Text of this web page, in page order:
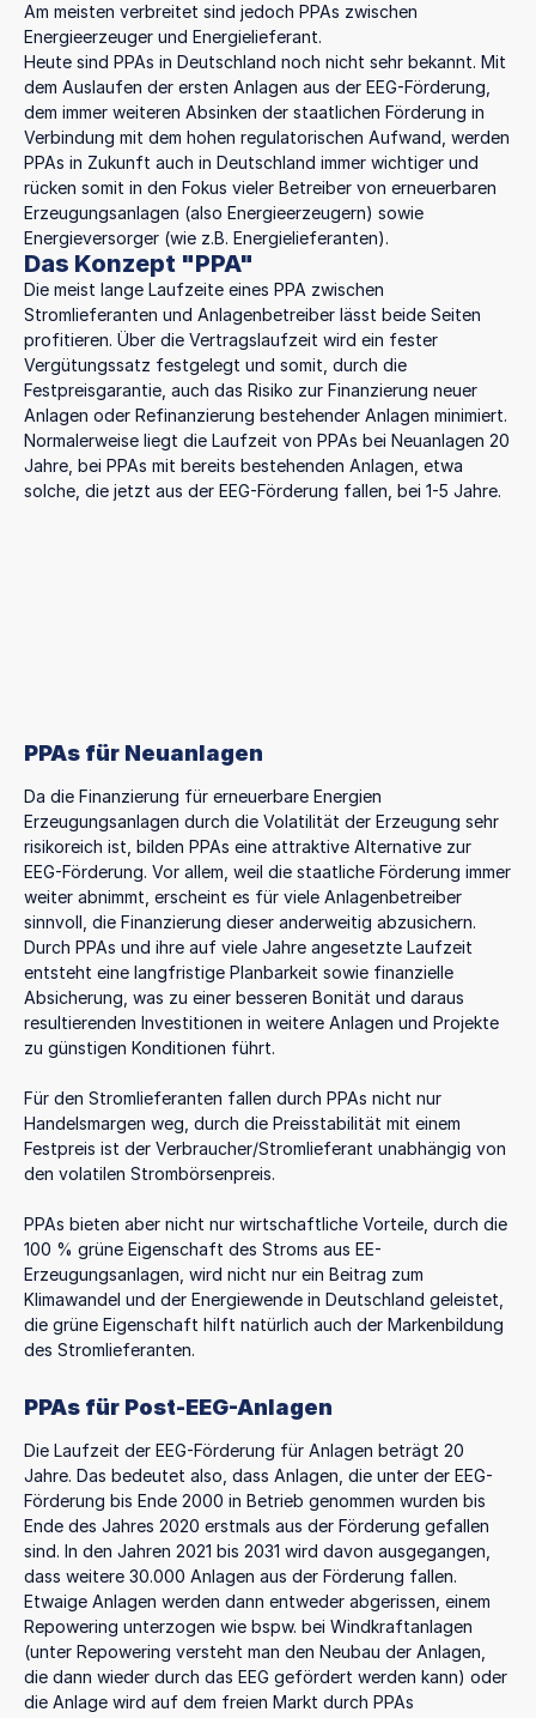
Am meisten verbreitet sind jedoch PPAs zwischen
Energieerzeuger und Energielieferant.
Heute sind PPAs in Deutschland noch nicht sehr bekannt. Mit
dem Auslaufen der ersten Anlagen aus der EEG-Förderung,
dem immer weiteren Absinken der staatlichen Förderung in
Verbindung mit dem hohen regulatorischen Aufwand, werden
PPAs in Zukunft auch in Deutschland immer wichtiger und
rücken somit in den Fokus vieler Betreiber von erneuerbaren
Erzeugungsanlagen (also Energieerzeugern) sowie
Energieversorger (wie z.B. Energielieferanten).
Das Konzept "PPA"
Die meist lange Laufzeite eines PPA zwischen
Stromlieferanten und Anlagenbetreiber lässt beide Seiten
profitieren. Über die Vertragslaufzeit wird ein fester
Vergütungssatz festgelegt und somit, durch die
Festpreisgarantie, auch das Risiko zur Finanzierung neuer
Anlagen oder Refinanzierung bestehender Anlagen minimiert.
‍Normalerweise liegt die Laufzeit von PPAs bei Neuanlagen 20
Jahre, bei PPAs mit bereits bestehenden Anlagen, etwa
solche, die jetzt aus der EEG-Förderung fallen, bei 1-5 Jahre.
PPAs für Neuanlagen
Da die Finanzierung für erneuerbare Energien
Erzeugungsanlagen durch die Volatilität der Erzeugung sehr
risikoreich ist, bilden PPAs eine attraktive Alternative zur
EEG-Förderung. Vor allem, weil die staatliche Förderung immer
weiter abnimmt, erscheint es für viele Anlagenbetreiber
sinnvoll, die Finanzierung dieser anderweitig abzusichern.
Durch PPAs und ihre auf viele Jahre angesetzte Laufzeit
entsteht eine langfristige Planbarkeit sowie finanzielle
Absicherung, was zu einer besseren Bonität und daraus
resultierenden Investitionen in weitere Anlagen und Projekte
zu günstigen Konditionen führt.
Für den Stromlieferanten fallen durch PPAs nicht nur
Handelsmargen weg, durch die Preisstabilität mit einem
Festpreis ist der Verbraucher/Stromlieferant unabhängig von
den volatilen Strombörsenpreis.
PPAs bieten aber nicht nur wirtschaftliche Vorteile, durch die
100 % grüne Eigenschaft des Stroms aus EE-
Erzeugungsanlagen, wird nicht nur ein Beitrag zum
Klimawandel und der Energiewende in Deutschland geleistet,
die grüne Eigenschaft hilft natürlich auch der Markenbildung
des Stromlieferanten.
PPAs für Post-EEG-Anlagen
Die Laufzeit der EEG-Förderung für Anlagen beträgt 20
Jahre. Das bedeutet also, dass Anlagen, die unter der EEG-
Förderung bis Ende 2000 in Betrieb genommen wurden bis
Ende des Jahres 2020 erstmals aus der Förderung gefallen
sind. In den Jahren 2021 bis 2031 wird davon ausgegangen,
dass weitere 30.000 Anlagen aus der Förderung fallen.
Etwaige Anlagen werden dann entweder abgerissen, einem
Repowering unterzogen wie bspw. bei Windkraftanlagen
(unter Repowering versteht man den Neubau der Anlagen,
die dann wieder durch das EEG gefördert werden kann) oder
die Anlage wird auf dem freien Markt durch PPAs